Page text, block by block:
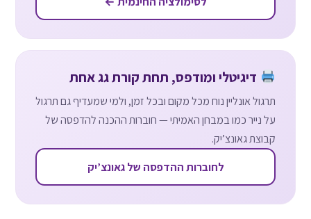
דיגיטלי ומודפס, תחת קורת גג אחת
תרגול אונליין נוח מכל מקום ובכל זמן, ולמי שמעדיף גם תרגול
על נייר כמו במבחן האמיתי — חוברות ההכנה להדפסה של
קבוצת גאונצ’יק.
לחוברות ההדפסה של גאונצ’יק